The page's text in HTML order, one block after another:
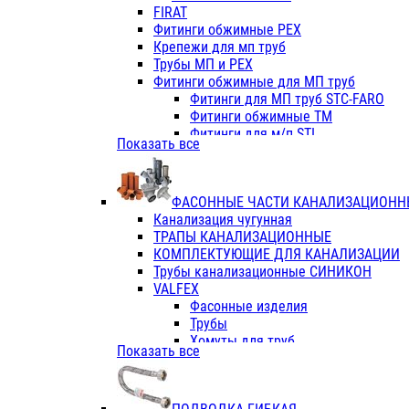
Фитинги ПП белые
Фитинги ПП белые
Фитинги ППс металл.белые
VALFEX
Трубы PE-RT
Трубы ПП водопровод белые
Трубы ПП водопровод серые
Трубы армированные
Трубы армированные
Фитинги с металл. серые
Фитинги ПП (серые)
Фитинги ПП белые
Краны
Фитинги ПП (белые)
Фитинги ПП с металлом белые
ПК КОНТУР
Краны полипропиленовые
Трубы полипропиленивые
FIRAT
Фитинги обжимные PEX
Крепежи для мп труб
Трубы МП и PEX
Фитинги обжимные для МП труб
Фитинги для МП труб STC-FARO
Фитинги обжимные ТМ
Фитинги для м/п STI
Фитинги для МП труб TITAN
TK
VALFEX
Показать все
ФАСОННЫЕ ЧАСТИ
Канализация чугунная
ТРАПЫ КАНАЛИЗАЦИОННЫЕ
КОМПЛЕКТУЮЩИЕ ДЛЯ КАНАЛИЗАЦИИ
Трубы канализационные СИНИКОН
VALFEX
Фасонные изделия
Трубы
Хомуты для труб
ПВХ (стройполимер)
Показать все